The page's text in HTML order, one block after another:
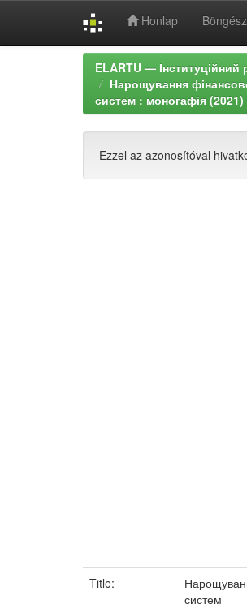
Honlap
ELARTU — Інституційний
Нарощування
систем : моногафія (2021)
Ezzel az azonosítóval
Title:
систем